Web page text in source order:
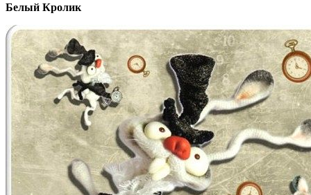
Белый Кролик